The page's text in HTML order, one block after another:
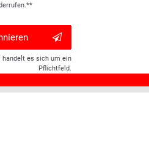
handelt es sich um ein
Pflichtfeld.